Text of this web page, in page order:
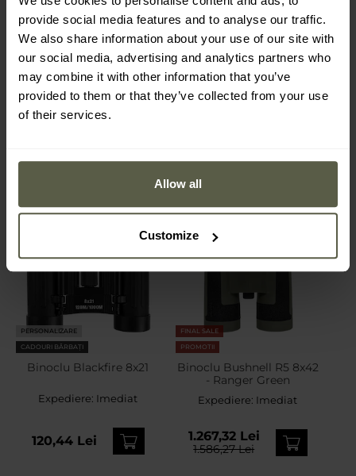
provide social media features and to analyse our traffic.
We also share information about your use of our site with
our social media, advertising and analytics partners who
may combine it with other information that you’ve
provided to them or that they’ve collected from your use
of their services.
Allow all
Customize
Binoclu Bushnell
PowerView 2.0 10x42
Expediere:Imediat
486,83 Lei
609,35 Lei
Binoclu Bushnell Legend
10x42 Roof
Expediere:Imediat
699,68 Lei
1.097,81 Lei
PERSONALIZARE
CADOURI BĂRBAȚI
Binoclu Blackfire 8x21
Expediere: Imediat
120,44 Lei
FINAL SALE
PROMOTII
Binoclu Bushnell R5 8x42
- Ranger Green
Expediere: Imediat
1.267,32 Lei
1.586,27 Lei